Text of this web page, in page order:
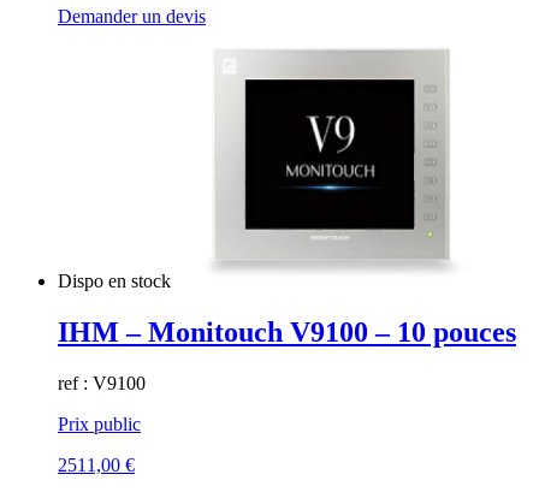
Demander un devis
Dispo en stock
IHM – Monitouch V9100 – 10 pouces
ref : V9100
Prix public
2511,00 €